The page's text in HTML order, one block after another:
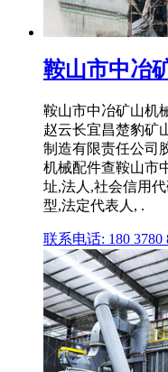
鞍山市中冶
鞍山市中冶矿山机
赵云长宜昌楚豹矿
制造有限责任公司
机械配件查鞍山市
址,法人,社会信用
型,法定代表人, .
联系电话: 180 3780